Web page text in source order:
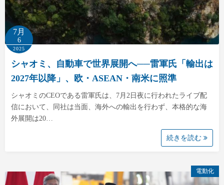
7月
6
2025
シャオミ、自動車で世界展開へ──雷軍氏「輸出は
2027年以降」、欧・ASEAN・南米に照準
シャオミのCEOである雷軍氏は、7月2日夜に行われたライブ配
信において、同社は当面、海外への輸出を行わず、本格的な海
外展開は20…
続きを読む
電動化